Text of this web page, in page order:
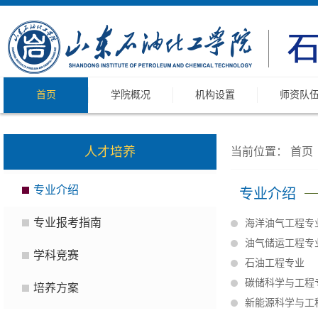
首页 学院概况 机构设置 师资队
人才培养
专业介绍
专业报考指南
学科竞赛
培养方案
当前位置： 首页
专业介绍
海洋油气工程专
油气储运工程专
石油工程专业
碳储科学与工程
新能源科学与工